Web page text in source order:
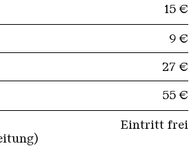
15 €
9 €
27 €
55 €
Eintritt frei